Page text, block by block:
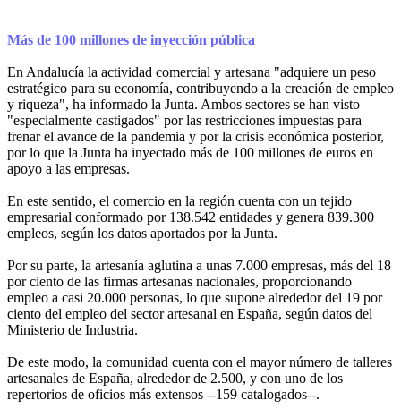
Más de 100 millones de inyección pública
En Andalucía la actividad comercial y artesana "adquiere un peso
estratégico para su economía, contribuyendo a la creación de empleo
y riqueza", ha informado la Junta. Ambos sectores se han visto
"especialmente castigados" por las restricciones impuestas para
frenar el avance de la pandemia y por la crisis económica posterior,
por lo que la Junta ha inyectado más de 100 millones de euros en
apoyo a las empresas.
En este sentido, el comercio en la región cuenta con un tejido
empresarial conformado por 138.542 entidades y genera 839.300
empleos, según los datos aportados por la Junta.
Por su parte, la artesanía aglutina a unas 7.000 empresas, más del 18
por ciento de las firmas artesanas nacionales, proporcionando
empleo a casi 20.000 personas, lo que supone alrededor del 19 por
ciento del empleo del sector artesanal en España, según datos del
Ministerio de Industria.
De este modo, la comunidad cuenta con el mayor número de talleres
artesanales de España, alrededor de 2.500, y con uno de los
repertorios de oficios más extensos --159 catalogados--.